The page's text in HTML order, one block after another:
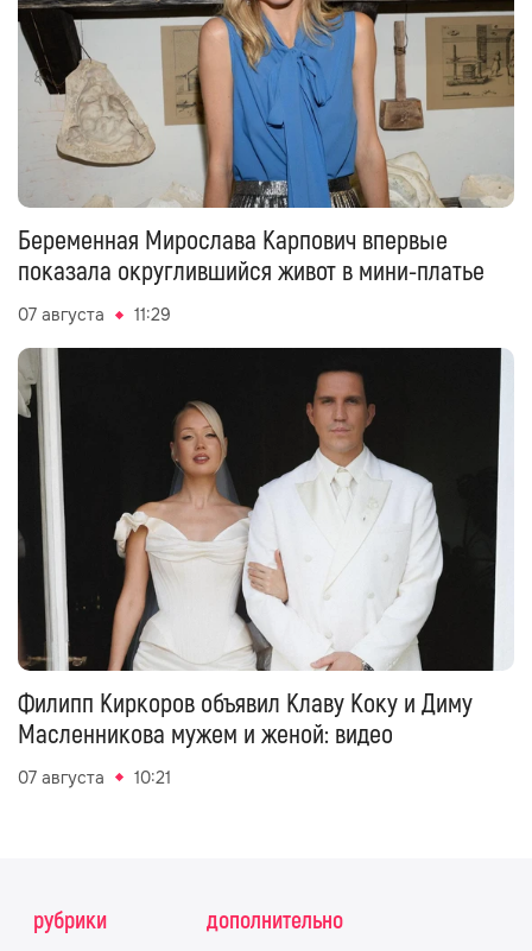
Беременная Мирослава Карпович впервые
показала округлившийся живот в мини-платье
07 августа 11:29
Филипп Киркоров объявил Клаву Коку и Диму
Масленникова мужем и женой: видео
07 августа 10:21
рубрики
дополнительно